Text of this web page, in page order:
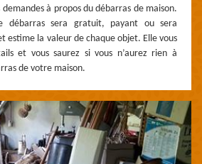
à propos du débarras de maison.
débarras sera gratuit, payant ou sera
estime la valeur de chaque objet. Elle vous
et vous saurez si vous n’aurez rien à
de votre maison.